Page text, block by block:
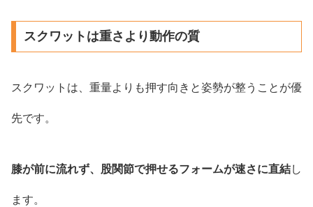
スクワットは重さより動作の質
スクワットは、重量よりも押す向きと姿勢が整うことが優
先です。
膝が前に流れず、股関節で押せるフォームが速さに直結し
ます。